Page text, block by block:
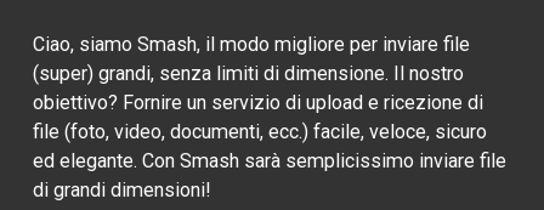
Ciao, siamo Smash, il modo migliore per inviare file
(super) grandi, senza limiti di dimensione. Il nostro
obiettivo? Fornire un servizio di upload e ricezione di
file (foto, video, documenti, ecc.) facile, veloce, sicuro
ed elegante. Con Smash sarà semplicissimo inviare file
di grandi dimensioni!